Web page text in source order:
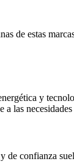
de estas
y
las
confianza